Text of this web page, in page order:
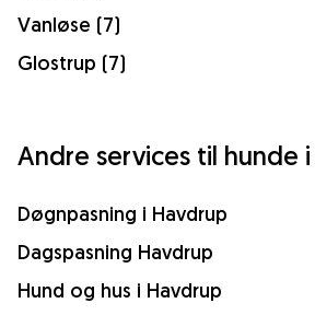
Vanløse (7)
Glostrup (7)
Andre services til hunde
Døgnpasning i Havdrup
Dagspasning Havdrup
Hund og hus i Havdrup